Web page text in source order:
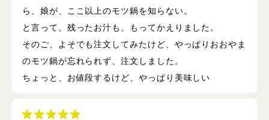
ら、娘が、ここ以上のモツ鍋を知らない。
と言って、残ったお汁も、もってかえりました。
そのご、よそでも注文してみたけど、やっぱりおおやま
のモツ鍋が忘れられず、注文しました。
ちょっと、お値段するけど、やっぱり美味しい